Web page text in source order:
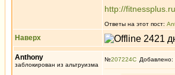
http://
Ответы на этот пост:
Наверх
Anthony
заблокирован из альтруизма
№207224